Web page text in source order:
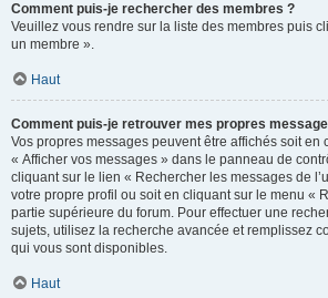
Comment puis-je rechercher des membres ?
Veuillez vous rendre sur la liste des membres puis
un membre ».
Haut
Comment puis-je retrouver mes propres
Vos propres messages peuvent être affichés soit en
« Afficher vos messages » dans le panneau de
cliquant sur le lien « Rechercher les messages de
votre propre profil ou soit en cliquant sur le menu «
partie supérieure du forum. Pour effectuer une
sujets, utilisez la recherche avancée et remplissez
qui vous sont disponibles.
Haut